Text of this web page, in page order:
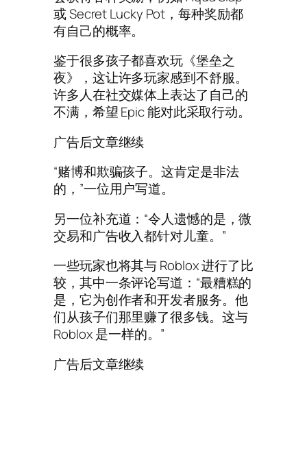
或 Secret Lucky Pot，每种奖励都
有自己的概率。
鉴于很多孩子都喜欢玩《堡垒之
夜》，这让许多玩家感到不舒服。
许多人在社交媒体上表达了自己的
不满，希望 Epic 能对此采取行动。
广告后文章继续
“赌博和欺骗孩子。这肯定是非法
的，”一位用户写道。
另一位补充道：“令人遗憾的是，微
交易和广告收入都针对儿童。”
一些玩家也将其与 Roblox 进行了比
较，其中一条评论写道：“最糟糕的
是，它为创作者和开发者服务。他
们从孩子们那里赚了很多钱。这与
Roblox 是一样的。”
广告后文章继续